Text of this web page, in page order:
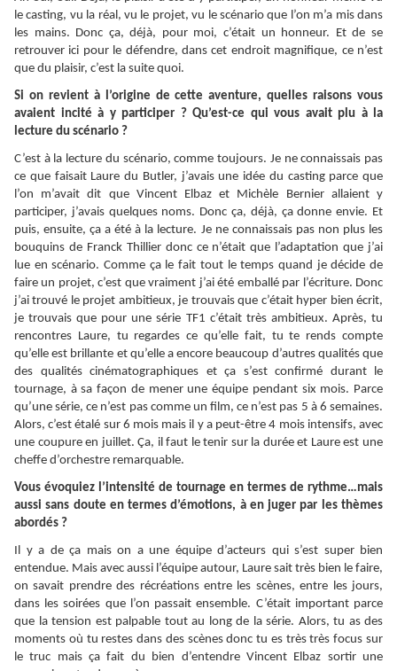
le casting, vu la réal, vu le projet, vu le scénario que l’on m’a mis dans
les mains. Donc ça, déjà, pour moi, c’était un honneur. Et de se
retrouver ici pour le défendre, dans cet endroit magnifique, ce n’est
que du plaisir, c’est la suite quoi.
Si on revient à l’origine de cette aventure, quelles raisons vous
avaient incité à y participer ? Qu’est-ce qui vous avait plu à la
lecture du scénario ?
C’est à la lecture du scénario, comme toujours. Je ne connaissais pas
ce que faisait Laure du Butler, j’avais une idée du casting parce que
l’on m’avait dit que Vincent Elbaz et Michèle Bernier allaient y
participer, j’avais quelques noms. Donc ça, déjà, ça donne envie. Et
puis, ensuite, ça a été à la lecture. Je ne connaissais pas non plus les
bouquins de Franck Thillier donc ce n’était que l’adaptation que j’ai
lue en scénario. Comme ça le fait tout le temps quand je décide de
faire un projet, c’est que vraiment j’ai été emballé par l’écriture. Donc
j’ai trouvé le projet ambitieux, je trouvais que c’était hyper bien écrit,
je trouvais que pour une série TF1 c’était très ambitieux. Après, tu
rencontres Laure, tu regardes ce qu’elle fait, tu te rends compte
qu’elle est brillante et qu’elle a encore beaucoup d’autres qualités que
des qualités cinématographiques et ça s’est confirmé durant le
tournage, à sa façon de mener une équipe pendant six mois. Parce
qu’une série, ce n’est pas comme un film, ce n’est pas 5 à 6 semaines.
Alors, c’est étalé sur 6 mois mais il y a peut-être 4 mois intensifs, avec
une coupure en juillet. Ça, il faut le tenir sur la durée et Laure est une
cheffe d’orchestre remarquable.
Vous évoquiez l’intensité de tournage en termes de rythme…mais
aussi sans doute en termes d’émotions, à en juger par les thèmes
abordés ?
Il y a de ça mais on a une équipe d’acteurs qui s’est super bien
entendue. Mais avec aussi l’équipe autour, Laure sait très bien le faire,
on savait prendre des récréations entre les scènes, entre les jours,
dans les soirées que l’on passait ensemble. C’était important parce
que la tension est palpable tout au long de la série. Alors, tu as des
moments où tu restes dans des scènes donc tu es très très focus sur
le truc mais ça fait du bien d’entendre Vincent Elbaz sortir une